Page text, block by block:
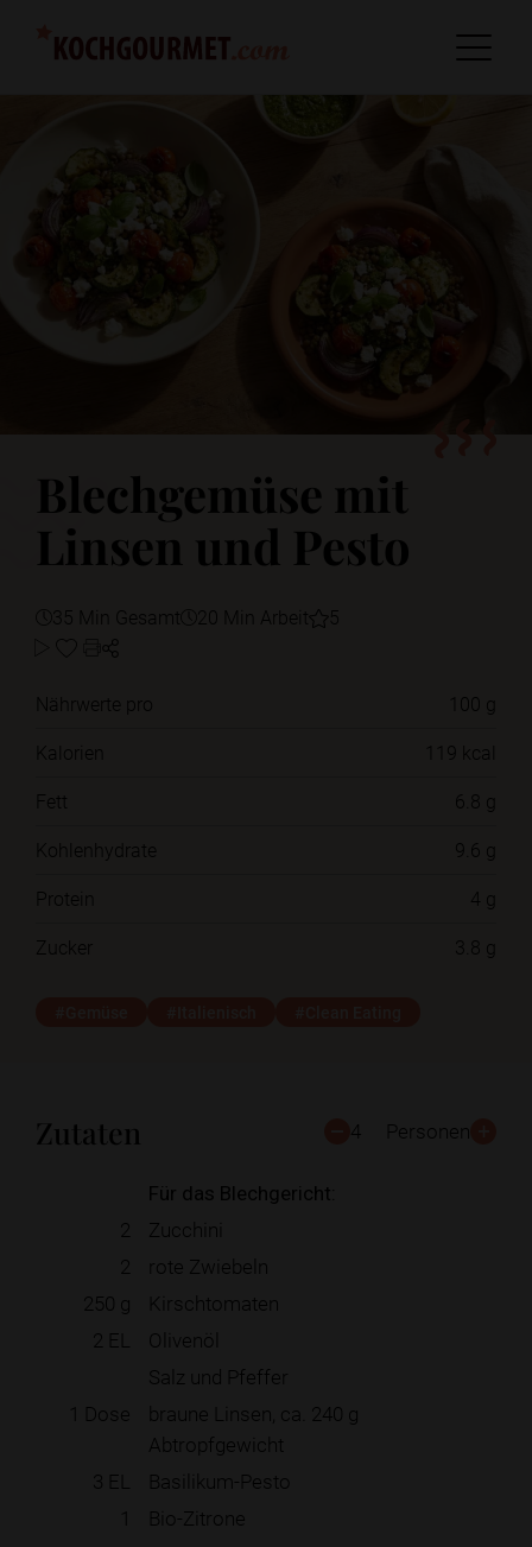
Blechgemüse mit
Linsen und Pesto
35 Min Gesamt 20 Min Arbeit 5
Nährwerte pro
100 g
Kalorien
119 kcal
Fett
6.8 g
Kohlenhydrate
9.6 g
Protein
4 g
Zucker
3.8 g
Zutaten 4 Personen
Für das Blechgericht:
2
Zucchini
2
rote Zwiebeln
250 g
Kirschtomaten
2 EL
Olivenöl
Salz und Pfeffer
1 Dose
braune Linsen, ca. 240 g
Abtropfgewicht
3 EL
Basilikum-Pesto
1
Bio-Zitrone